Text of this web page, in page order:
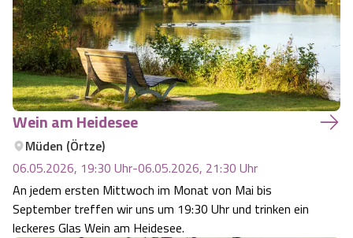
Wein am Heidesee
Müden (Örtze)
06.05.2026, 19:30 Uhr-06.05.2026, 21:30 Uhr
An jedem ersten Mittwoch im Monat von Mai bis
September treffen wir uns um 19:30 Uhr und trinken ein
leckeres Glas Wein am Heidesee.